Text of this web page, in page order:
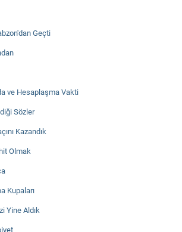
Geçti
ve Hesaplaşma Vakti
Sözler
Kazandık
Olmak
Kupaları
Yine Aldık